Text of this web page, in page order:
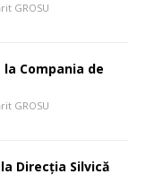
GROSU
Compania de
GROSU
Direcția Silvică